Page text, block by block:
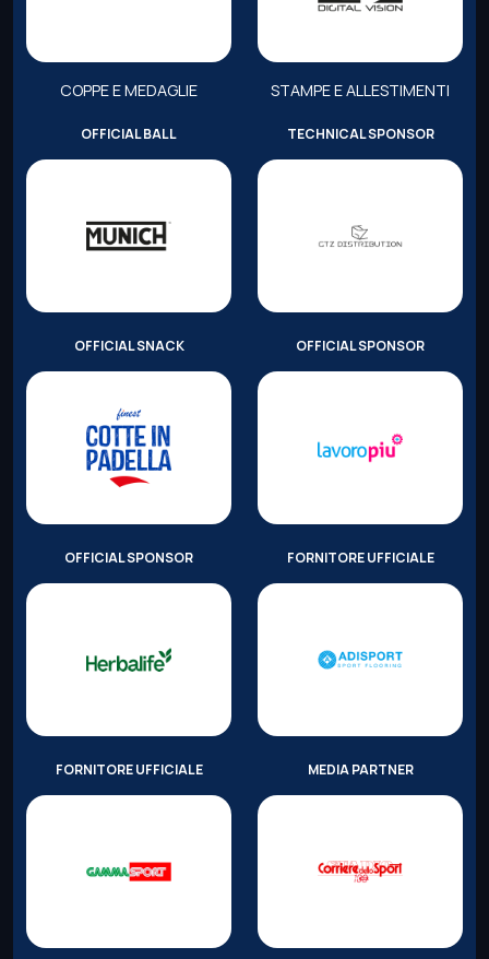
COPPE E MEDAGLIE STAMPE E ALLESTIMENTI
OFFICIAL BALL TECHNICAL SPONSOR
OFFICIAL SNACK OFFICIAL SPONSOR
OFFICIAL SPONSOR FORNITORE UFFICIALE
FORNITORE UFFICIALE MEDIA PARTNER